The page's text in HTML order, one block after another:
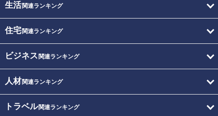
生活関連ランキング
住宅関連ランキング
ビジネス 関連ランキング
人材関連ランキング
トラベル関連ランキング